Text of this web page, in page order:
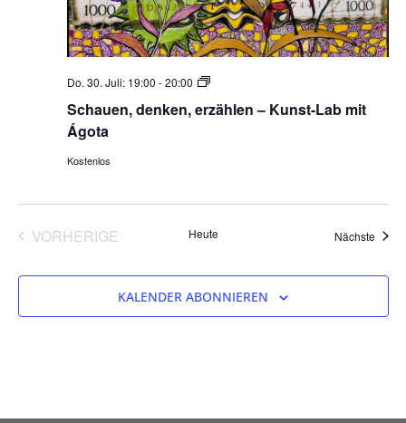
Schauen, denken, erzählen – Kunst-Lab mit
Ágota
Do. 30. Juli: 19:00 -20:00
Schauen,
denken,
erzählen:
und
fördern
Kostenlos
VORHERIGE VERANSTALTUNGEN
Heute Nächste
KALENDER ABONNIEREN